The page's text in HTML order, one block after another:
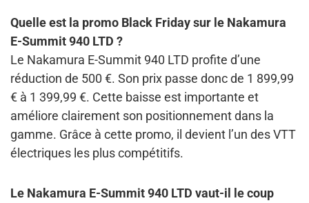
Quelle est la promo Black Friday sur le Nakamura
E-Summit 940 LTD ?
Le Nakamura E-Summit 940 LTD profite d’une
réduction de 500 €. Son prix passe donc de 1 899,99
€ à 1 399,99 €. Cette baisse est importante et
améliore clairement son positionnement dans la
gamme. Grâce à cette promo, il devient l’un des VTT
électriques les plus compétitifs.
Le Nakamura E-Summit 940 LTD vaut-il le coup